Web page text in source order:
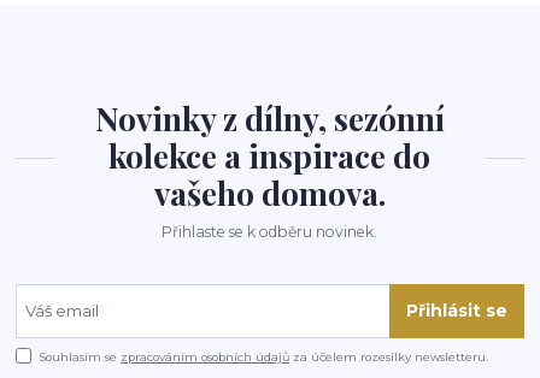
Novinky z dílny, sezónní
kolekce a inspirace do
vašeho domova.
Přihlaste se k odběru novinek.
Přihlásit se
Souhlasím se zpracováním osobních údajů za účelem rozesílky newsletteru.